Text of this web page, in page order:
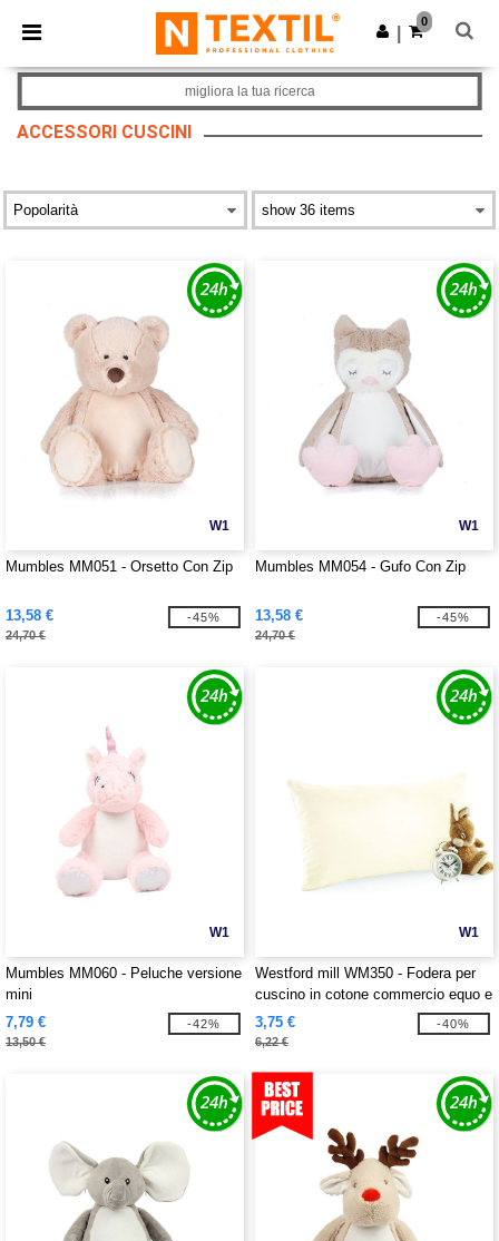
× App Ntextil
Prezzi migliori sull'app!
Scarica app
0
ACCESSORI CUSCINI
migliora la tua ricerca
W1
Mumbles MM051 - Orsetto Con Zip
13,58 €
24,70 €
-45%
W1
Mumbles MM054 - Gufo Con Zip
13,58 €
24,70 €
-45%
W1
Mumbles MM060 - Peluche versione
mini
7,79 €
13,50 €
-42%
W1
Westford mill WM350 - Fodera per
cuscino in cotone commercio equo e
solidale
3,75 €
6,22 €
-40%